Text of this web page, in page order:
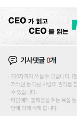
기사댓글0개
200자까지 쓰실 수 있습니다.
저작권 등 다른 사람의 권리를
수 있습니다.
타인에게 불쾌감을 주는 욕설
단에 의해 삭제 합니다.